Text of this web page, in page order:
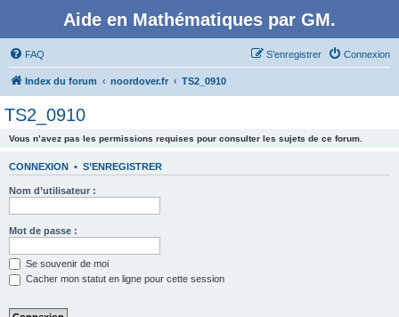
Aide en Mathématiques par GM.
FAQ Connexion
S’enregistrer
Index du forum noordover.fr TS2_0910
TS2_0910
Vous n’avez pas les permissions requises pour consulter les sujets de ce forum.
CONNEXION • S’ENREGISTRER
Nom d’utilisateur :
Mot de passe :
Se souvenir de moi
Cacher mon statut en ligne pour cette session